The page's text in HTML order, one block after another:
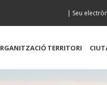
| Seu
TERRITORI